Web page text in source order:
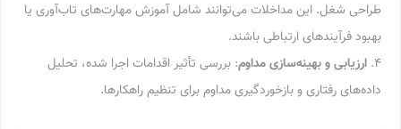
طراحی شغل. این مداخلات می‌توانند شامل آموزش مهارت‌های تاب‌آوری یا
بهبود فرآیندهای ارتباطی باشند.
۴. ارزیابی و بهینه‌سازی مداوم: بررسی تأثیر اقدامات اجرا شده، تحلیل
داده‌های رفتاری و بازخوردگیری مداوم برای تنظیم راهکارها.